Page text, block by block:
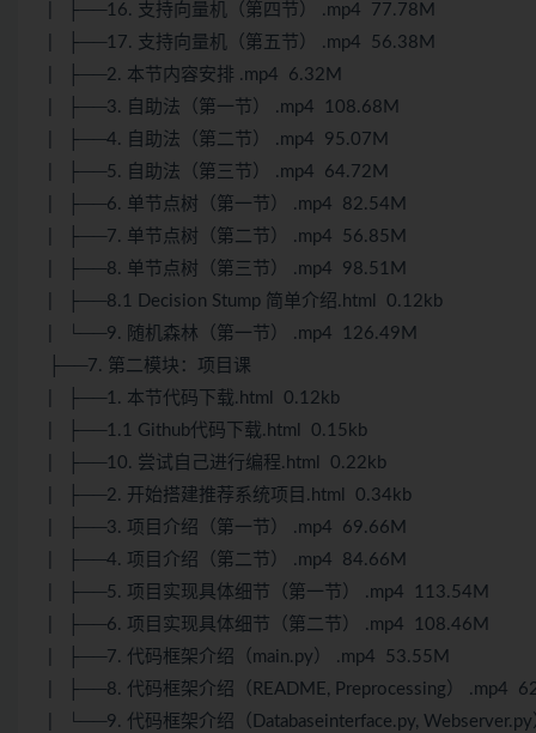
| ├──16. 支持向量机（第四节） .mp4 77.78M
| ├──17. 支持向量机（第五节） .mp4 56.38M
| ├──2. 本节内容安排 .mp4 6.32M
| ├──3. 自助法（第一节） .mp4 108.68M
| ├──4. 自助法（第二节） .mp4 95.07M
| ├──5. 自助法（第三节） .mp4 64.72M
| ├──6. 单节点树（第一节） .mp4 82.54M
| ├──7. 单节点树（第二节） .mp4 56.85M
| ├──8. 单节点树（第三节） .mp4 98.51M
| ├──8.1 Decision Stump 简单介绍.html 0.12kb
| └──9. 随机森林（第一节） .mp4 126.49M
├──7. 第二模块：项目课
| ├──1. 本节代码下载.html 0.12kb
| ├──1.1 Github代码下载.html 0.15kb
| ├──10. 尝试自己进行编程.html 0.22kb
| ├──2. 开始搭建推荐系统项目.html 0.34kb
| ├──3. 项目介绍（第一节） .mp4 69.66M
| ├──4. 项目介绍（第二节） .mp4 84.66M
| ├──5. 项目实现具体细节（第一节） .mp4 113.54M
| ├──6. 项目实现具体细节（第二节） .mp4 108.46M
| ├──7. 代码框架介绍（main.py） .mp4 53.55M
| ├──8. 代码框架介绍（README, Preprocessing） .mp4
| └──9. 代码框架介绍（Databaseinterface.py,